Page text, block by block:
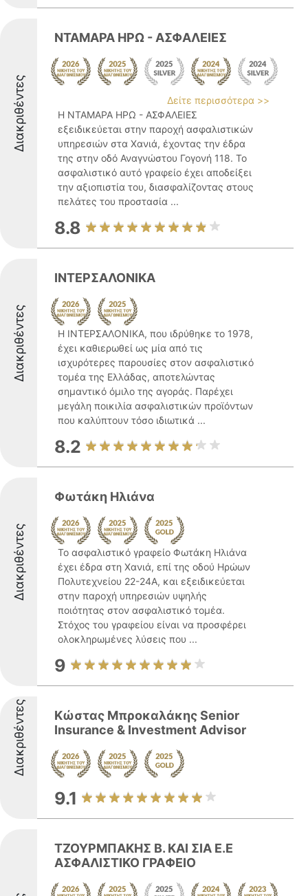
Διακριθέντες
ΝΤΑΜΑΡΑ ΗΡΩ - ΑΣΦΑΛΕΙΕΣ
Δείτε περισσότερα >>
Η ΝΤΑΜΑΡΑ ΗΡΩ - ΑΣΦΑΛΕΙΕΣ
εξειδικεύεται στην παροχή ασφαλιστικών
υπηρεσιών στα Χανιά, έχοντας την έδρα
της στην οδό Αναγνώστου Γογονή 118. Το
ασφαλιστικό αυτό γραφείο έχει αποδείξει
την αξιοπιστία του, διασφαλίζοντας στους
πελάτες του προστασία ...
8.8
Διακριθέντες
ΙΝΤΕΡΣΑΛΟΝΙΚΑ
Η ΙΝΤΕΡΣΑΛΟΝΙΚΑ, που ιδρύθηκε το 1978,
έχει καθιερωθεί ως μία από τις
ισχυρότερες παρουσίες στον ασφαλιστικό
τομέα της Ελλάδας, αποτελώντας
σημαντικό όμιλο της αγοράς. Παρέχει
μεγάλη ποικιλία ασφαλιστικών προϊόντων
που καλύπτουν τόσο ιδιωτικά ...
8.2
Διακριθέντες
Φωτάκη Ηλιάνα
Το ασφαλιστικό γραφείο Φωτάκη Ηλιάνα
έχει έδρα στη Χανιά, επί της οδού Ηρώων
Πολυτεχνείου 22-24Α, και εξειδικεύεται
στην παροχή υπηρεσιών υψηλής
ποιότητας στον ασφαλιστικό τομέα.
Στόχος του γραφείου είναι να προσφέρει
ολοκληρωμένες λύσεις που ...
9
Διακριθέντες
Κώστας Μπροκαλάκης Senior
Insurance & Investment Advisor
9.1
ΤΖΟΥΡΜΠΑΚΗΣ Β. ΚΑΙ ΣΙΑ Ε.Ε
ΑΣΦΑΛΙΣΤΙΚΟ ΓΡΑΦΕΙΟ